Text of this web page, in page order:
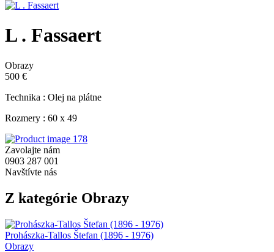
L . Fassaert
Obrazy
500 €
Technika : Olej na plátne
Rozmery : 60 x 49
Zavolajte nám
0903 287 001
Navštívte nás
Z kategórie Obrazy
Prohászka-Tallos Štefan (1896 - 1976)
Obrazy